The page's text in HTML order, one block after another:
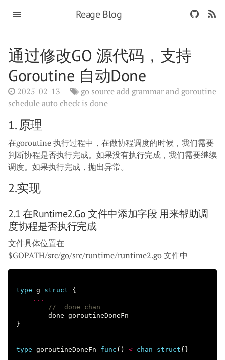
Reage Blog
通过修改GO 源代码，支持
Goroutine 自动done
2025-02-13
go source add grammar and goroutine
schedule auto check is done
1. 原理
在goroutine 执行过程中，在做协程调度的时候，我们需要
判断协程是否执行完成。如果没有执行完成，我们需要继续
调度。如果执行完成，抛出异常。
2.实现
2.1 在runtime2.go 文件中添加字段 用来帮助调
度协程是否执行完成
文件具体位置在
$GOPATH/src/go/src/runtime/runtime2.go 文件中
type g struct
{
...
//  done chan
done goroutineDoneFn
}
type goroutineDoneFn func () <- chan struct{}